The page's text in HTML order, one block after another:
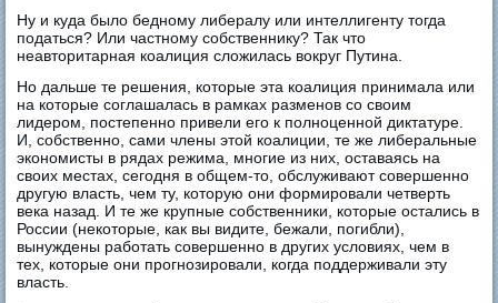
Ну и куда было бедному либералу или интеллигенту тогда
податься? Или частному собственнику? Так что
неавторитарная коалиция сложилась вокруг Путина.
Но дальше те решения, которые эта коалиция принимала или
на которые соглашалась в рамках разменов со своим
лидером, постепенно привели его к полноценной диктатуре.
И, собственно, сами члены этой коалиции, те же либеральные
экономисты в рядах режима, многие из них, оставаясь на
своих местах, сегодня в общем-то, обслуживают совершенно
другую власть, чем ту, которую они формировали четверть
века назад. И те же крупные собственники, которые остались в
России (некоторые, как вы видите, бежали, погибли),
вынуждены работать совершенно в других условиях, чем в
тех, которые они прогнозировали, когда поддерживали эту
власть.